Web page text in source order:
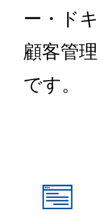
ー・ド
顧客管
です。